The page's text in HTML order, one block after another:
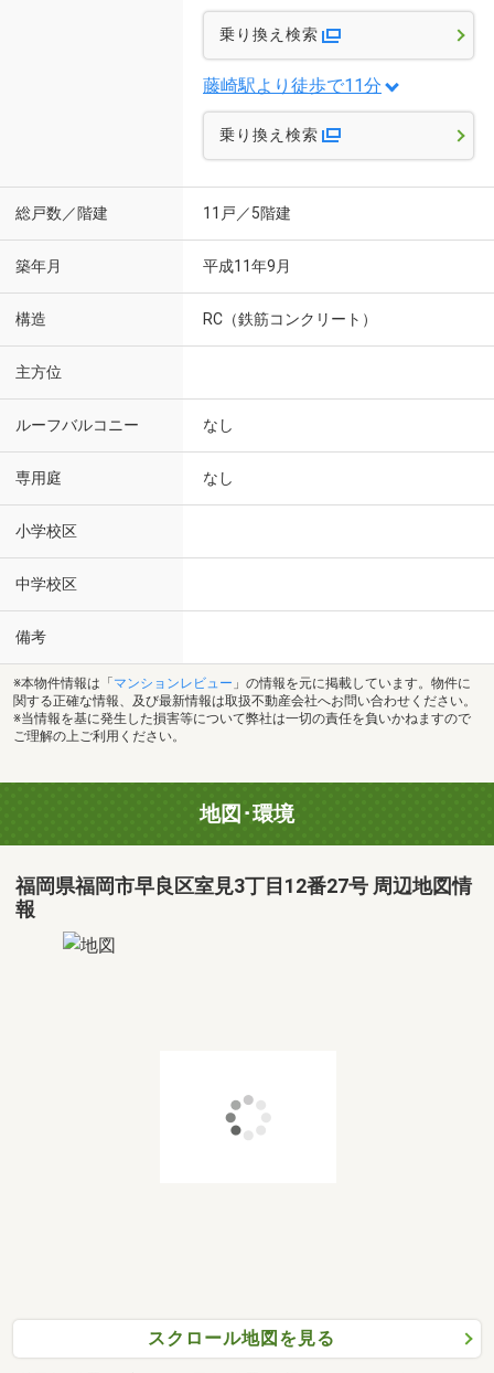
乗り換え検索
藤崎駅より徒歩で11分
乗り換え検索
総戸数／階建 11戸／5階建
築年月 平成11年9月
構造 RC（鉄筋コンクリート）
主方位
ルーフバルコニー なし
専用庭 なし
小学校区
中学校区
備考
※本物件情報は「 マンションレビュー 」の情報を元に掲載しています。物件に
関する正確な情報、及び最新情報は取扱不動産会社へお問い合わせください。
※当情報を基に発生した損害等について弊社は一切の責任を負いかねますので
ご理解の上ご利用ください。
地図･環境
福岡県福岡市早良区室見3丁目12番27号 周辺地図情
報
スクロール地図を見る